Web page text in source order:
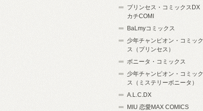
プリンセス・コミックスDX
カチCOMI
BaLmyコミックス
少年チャンピオン・コミック
ス（プリンセス）
ボニータ・コミックス
少年チャンピオン・コミック
ス（ミステリーボニータ）
A.L.C.DX
MIU 恋愛MAX COMICS